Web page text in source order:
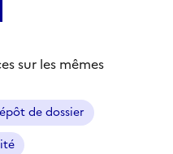
sur les mêmes
de dossier